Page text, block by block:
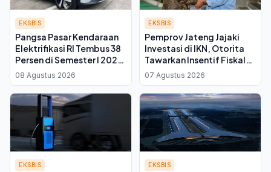
EKSBIS
Pangsa Pasar Kendaraan
Elektrifikasi RI Tembus 38
Persen di Semester I 2026,
Hybrid Jadi Primadona
Baru
08 Agustus 2026
EKSBIS
Pemprov Jateng Jajaki
Investasi di IKN, Otorita
Tawarkan Insentif Fiskal
bagi Daerah Mitra
07 Agustus 2026
EKSBIS EKSBIS